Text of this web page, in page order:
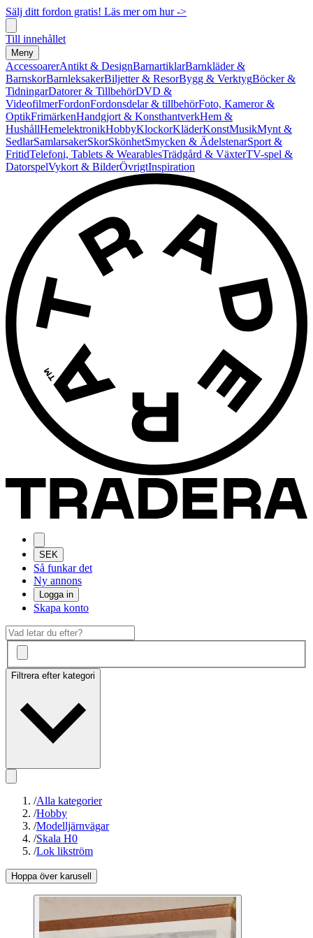
Sälj ditt fordon gratis! Läs mer om hur ->
Till innehållet
Meny
AccessoarerAntikt & DesignBarnartiklarBarnkläder &
BarnskorBarnleksakerBiljetter & ResorBygg & VerktygBöcker &
TidningarDatorer & TillbehörDVD &
VideofilmerFordonFordonsdelar & tillbehörFoto, Kameror &
OptikFrimärkenHandgjort & KonsthantverkHem &
HushållHemelektronikHobbyKlockorKläderKonstMusikMynt &
SedlarSamlarsakerSkorSkönhetSmycken & ÄdelstenarSport &
FritidTelefoni, Tablets & WearablesTrädgård & VäxterTV-spel &
DatorspelVykort & BilderÖvrigtInspiration
SEK
Så funkar det
Ny annons
Logga in
Skapa konto
Filtrera efter kategori
/Alla kategorier
/Hobby
/Modelljärnvägar
/Skala H0
/Lok likström
Hoppa över karusell